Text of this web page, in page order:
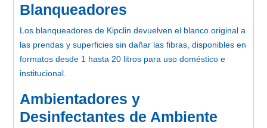
Blanqueadores
Los blanqueadores de Kipclin devuelven el blanco original a
las prendas y superficies sin dañar las fibras, disponibles en
formatos desde 1 hasta 20 litros para uso doméstico e
institucional.
Ambientadores y
Desinfectantes de Ambiente